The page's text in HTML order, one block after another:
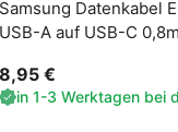
Samsung Datenkabel
USB-A auf USB-C
8,95 €
in 1-3 Werktagen bei